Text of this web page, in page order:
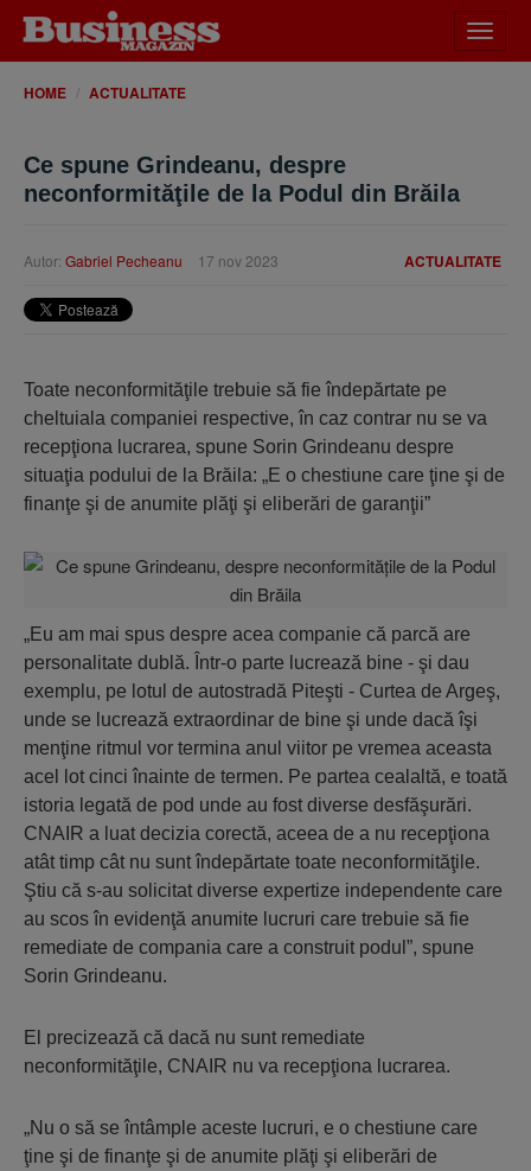
meniu
HOME ACTUALITATE
Ce spune Grindeanu, despre
neconformităţile de la Podul din Brăila
ACTUALITATE
Autor: Gabriel Pecheanu 17 nov 2023
Toate neconformităţile trebuie să fie îndepărtate pe
cheltuiala companiei respective, în caz contrar nu se va
recepţiona lucrarea, spune Sorin Grindeanu despre
situaţia podului de la Brăila: „E o chestiune care ţine şi de
finanţe şi de anumite plăţi şi eliberări de garanţii”
„Eu am mai spus despre acea companie că parcă are
personalitate dublă. Într-o parte lucrează bine - şi dau
exemplu, pe lotul de autostradă Piteşti - Curtea de Argeş,
unde se lucrează extraordinar de bine şi unde dacă îşi
menţine ritmul vor termina anul viitor pe vremea aceasta
acel lot cinci înainte de termen. Pe partea cealaltă, e toată
istoria legată de pod unde au fost diverse desfăşurări.
CNAIR a luat decizia corectă, aceea de a nu recepţiona
atât timp cât nu sunt îndepărtate toate neconformităţile.
Ştiu că s-au solicitat diverse expertize independente care
au scos în evidenţă anumite lucruri care trebuie să fie
remediate de compania care a construit podul”, spune
Sorin Grindeanu.
El precizează că dacă nu sunt remediate
neconformităţile, CNAIR nu va recepţiona lucrarea.
„Nu o să se întâmple aceste lucruri, e o chestiune care
ţine şi de finanţe şi de anumite plăţi şi eliberări de